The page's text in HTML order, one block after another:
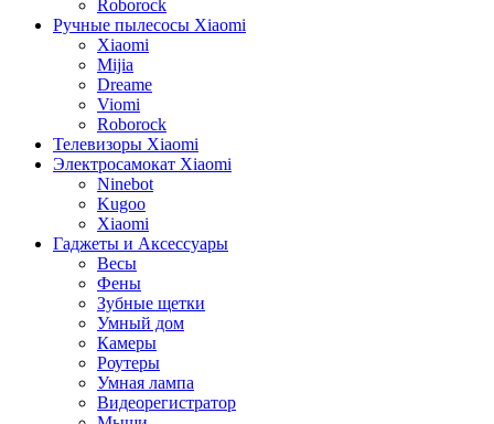
Roborock
Ручные пылесосы Xiaomi
Xiaomi
Mijia
Dreame
Viomi
Roborock
Телевизоры Xiaomi
Электросамокат Xiaomi
Ninebot
Kugoo
Xiaomi
Гаджеты и Аксессуары
Весы
Фены
Зубные щетки
Умный дом
Камеры
Роутеры
Умная лампа
Видеорегистратор